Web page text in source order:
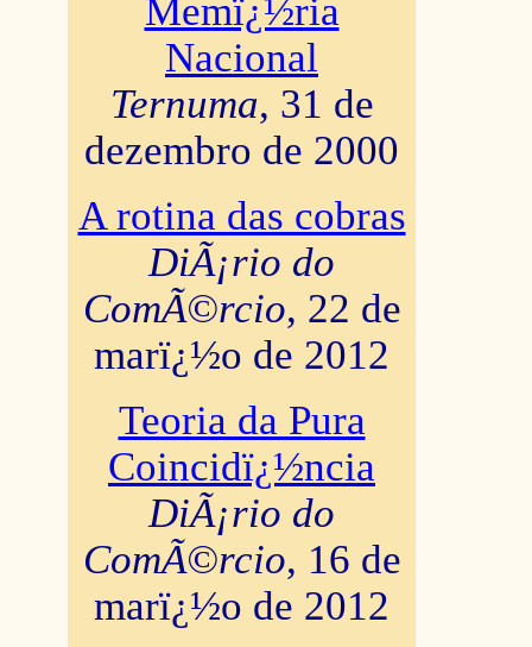
Memï¿½ria
Nacional
Ternuma, 31 de
dezembro de 2000
A rotina das cobras
DiÃ¡rio do
ComÃ©rcio, 22 de
marï¿½o de 2012
Teoria da Pura
Coincidï¿½ncia
DiÃ¡rio do
ComÃ©rcio, 16 de
marï¿½o de 2012